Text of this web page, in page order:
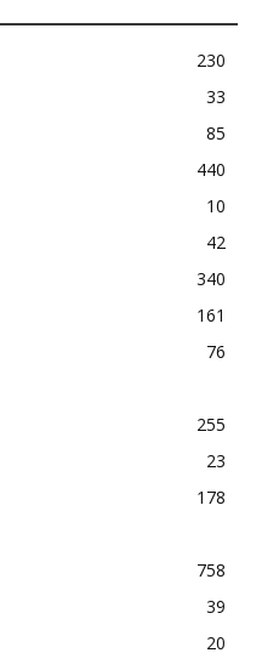
230
33
85
440
10
42
340
161
76
255
23
178
758
39
20